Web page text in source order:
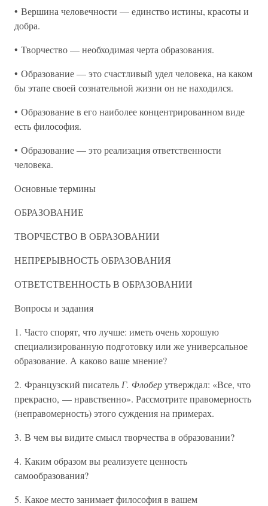
• Вершина человечности — единство истины, красоты и
добра.
• Творчество — необходимая черта образования.
• Образование — это счастливый удел человека, на каком
бы этапе своей сознательной жизни он не находился.
• Образование в его наиболее концентрированном виде
есть философия.
• Образование — это реализация ответственности
человека.
Основные термины
ОБРАЗОВАНИЕ
ТВОРЧЕСТВО В ОБРАЗОВАНИИ
НЕПРЕРЫВНОСТЬ ОБРАЗОВАНИЯ
ОТВЕТСТВЕННОСТЬ В ОБРАЗОВАНИИ
Вопросы и задания
1. Часто спорят, что лучше: иметь очень хорошую
специализированную подготовку или же универсальное
образование. А каково ваше мнение?
2. Французский писатель Г. Флоберутверждал: «Все, что
прекрасно, — нравственно». Рассмотрите правомерность
(неправомерность) этого суждения на примерах.
3. В чем вы видите смысл творчества в образовании?
4. Каким образом вы реализуете ценность
самообразования?
5. Какое место занимает философия в вашем